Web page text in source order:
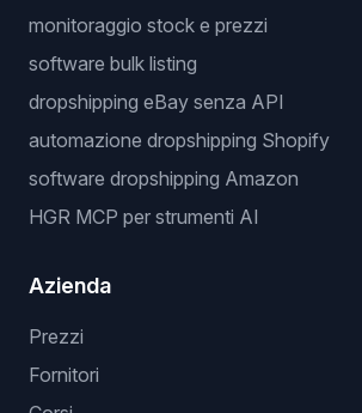
monitoraggio stock e prezzi
software bulk listing
dropshipping eBay senza API
automazione dropshipping Shopify
software dropshipping Amazon
HGR MCP per strumenti AI
Azienda
Prezzi
Fornitori